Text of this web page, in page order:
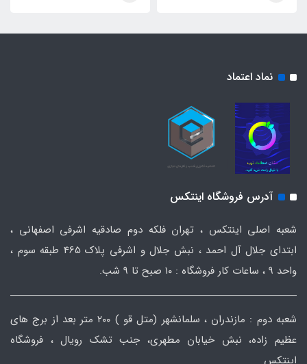
نماد اعتماد
آدرس فروشگاه اینتکس
شعبه اصلی اینتکس ، تهران فلکه دوم صادقیه اشرفی اصفهانی ،
ابتدای جلال آل احمد ، نبش جلال و اشرفی پلاک 465 طبقه سوم ،
واحد ۹ ، ساعات کار فروشگاه : ۱۰ صبح تا ۹ شب.
شعبه دوم : مازندران ، سلمانشهر (متل قو ) ۲۰۰ متر بعد از برج های
عظیم زاده، نبش خیابان مطهری، جنب تشک رویال ، فروشگاه
اینتکس